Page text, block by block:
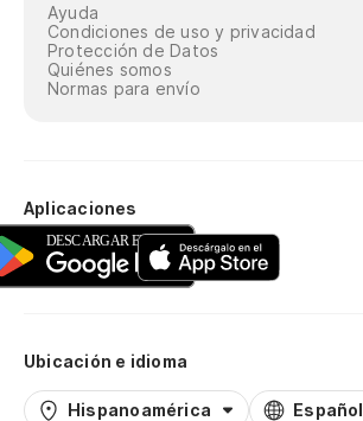
Ayuda
Condiciones de uso y privacidad
Protección de Datos
Quiénes somos
Normas para envío
Aplicaciones
Ubicación e idioma
Hispanoamérica Español